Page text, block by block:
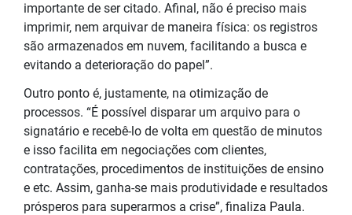
importante de ser citado. Afinal, não é preciso mais
imprimir, nem arquivar de maneira física: os registros
são armazenados em nuvem, facilitando a busca e
evitando a deterioração do papel”.
Outro ponto é, justamente, na otimização de
processos. “É possível disparar um arquivo para o
signatário e recebê-lo de volta em questão de minutos
e isso facilita em negociações com clientes,
contratações, procedimentos de instituições de ensino
e etc. Assim, ganha-se mais produtividade e resultados
prósperos para superarmos a crise”, finaliza Paula.